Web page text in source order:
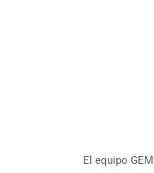
El equipo